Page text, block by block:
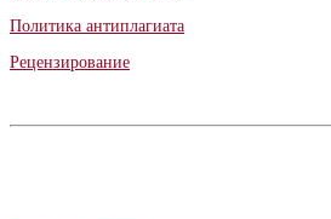
Политика антиплагиата
Рецензирование